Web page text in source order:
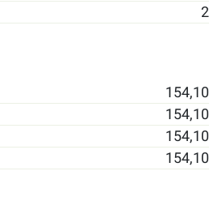
2
154,10
154,10
154,10
154,10